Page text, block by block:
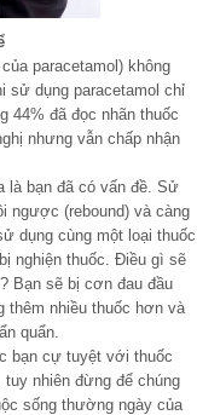
paracetamol) không
sử dụng paracetamol chỉ
44% đã đọc nhãn thuốc
nhưng vẫn chấp nhận
là bạn đã có vấn đề. Sử
ngược (rebound) và càng
dụng cùng một loại thuốc
nghiện thuốc. Điều gì sẽ
Bạn sẽ bị cơn đau đầu
thêm nhiều thuốc hơn và
quẩn.
bạn cự tuyệt với thuốc
tuy nhiên đừng để chúng
sống thường ngày của